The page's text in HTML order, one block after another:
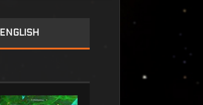
ENGLISH